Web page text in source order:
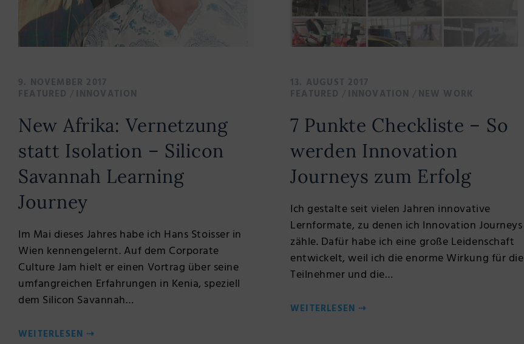
9. NOVEMBER 2017
FEATURED / INNOVATION
New Afrika: Vernetzung
statt Isolation – Silicon
Savannah Learning
Journey
Im Mai dieses Jahres habe ich Hans Stoisser in
Wien kennengelernt. Auf dem Corporate
Culture Jam hielt er einen Vortrag über seine
umfangreichen Erfahrungen in Kenia, speziell
dem Silicon Savannah…
WEITERLESEN ⇢
13. AUGUST 2017
FEATURED / INNOVATION / NEW WORK
7 Punkte Checkliste – So
werden Innovation
Journeys zum Erfolg
Ich gestalte seit vielen Jahren innovative
Lernformate, zu denen ich Innovation Journeys
zähle. Dafür habe ich eine große Leidenschaft
entwickelt, weil ich die enorme Wirkung für die
Teilnehmer und die…
WEITERLESEN ⇢